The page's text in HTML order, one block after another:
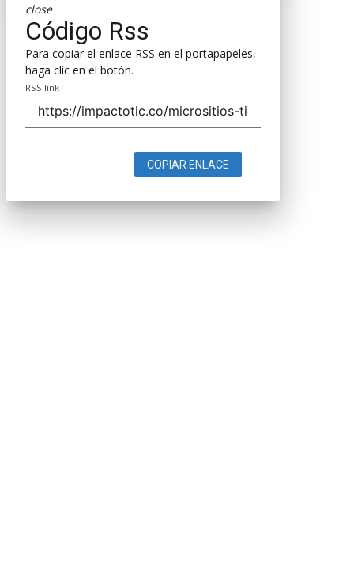
close
Código Rss
Para copiar el enlace RSS en el portapapeles,
haga clic en el botón.
RSS link
COPIAR ENLACE